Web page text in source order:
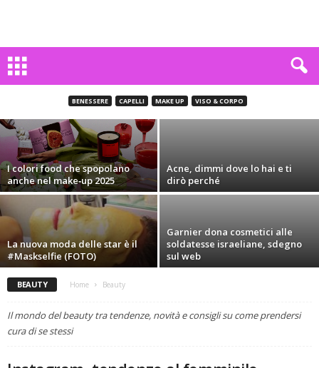
BENESSERE CAPELLI MAKE UP VISO & CORPO
Make-up: il nero non delude mai
- 26 Aprile 2016
I colori food che spopolano
anche nel make‑up 2025
Acne, dimmi dove lo hai e ti
dirò perché
La nuova moda delle star è il
#Maskselfie (FOTO)
Garnier dona cosmetici alle
soldatesse israeliane, sdegno
sul web
BEAUTY Home Beauty
Il mondo del beauty tra tendenze, novità e consigli su come prendersi
cura di se stessi